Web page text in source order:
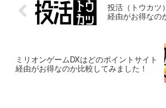
投活（トウカツ
経由がお得なの
ミリオンゲームDXはどのポイントサイト
経由がお得なのか比較してみました！